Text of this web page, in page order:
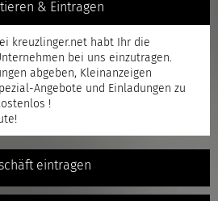
& Eintragen
kreuzlinger.net habt Ihr die
bei uns einzutragen.
abgeben, Kleinanzeigen
Angebote und Einladungen zu
!
eintragen